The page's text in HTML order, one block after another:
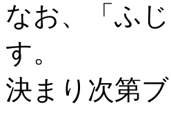
なお、「ふ
す。
決まり次第